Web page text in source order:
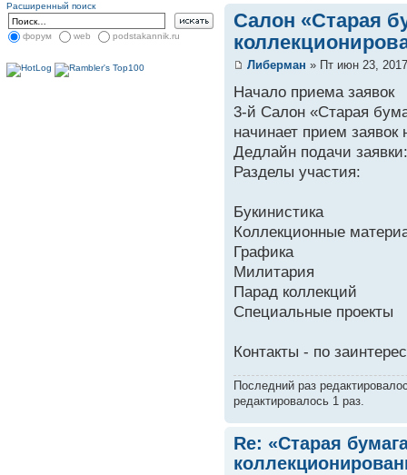
Расширенный поиск
форум web podstakannik.ru
Салон «Старая
Либерман » Пт июн 23,
Начало приема заявок
3-й Салон «Старая
начинает прием заявок
Дедлайн подачи
Разделы участия:
Букинистика
Коллекционные
Графика
Милитария
Парад коллекций
Специальные проекты
Контакты - по
Последний раз
редактировалось 1 раз.
Re: «Старая